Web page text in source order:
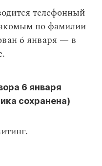
телефонный
по фамилии
6 января — в
6 января
сохранена)